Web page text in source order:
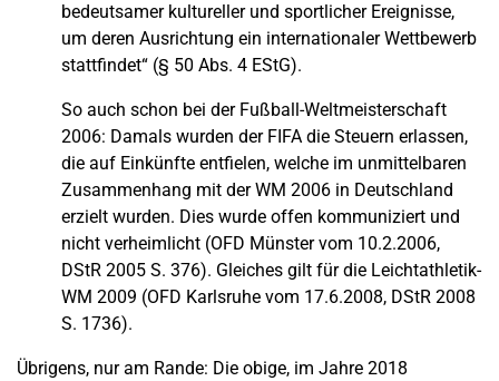
bedeutsamer kultureller und sportlicher Ereignisse,
um deren Ausrichtung ein internationaler Wettbewerb
stattfindet“ (§ 50 Abs. 4 EStG).
So auch schon bei der Fußball-Weltmeisterschaft
2006: Damals wurden der FIFA die Steuern erlassen,
die auf Einkünfte entfielen, welche im unmittelbaren
Zusammenhang mit der WM 2006 in Deutschland
erzielt wurden. Dies wurde offen kommuniziert und
nicht verheimlicht (OFD Münster vom 10.2.2006,
DStR 2005 S. 376). Gleiches gilt für die Leichtathletik-
WM 2009 (OFD Karlsruhe vom 17.6.2008, DStR 2008
S. 1736).
Übrigens, nur am Rande: Die obige, im Jahre 2018